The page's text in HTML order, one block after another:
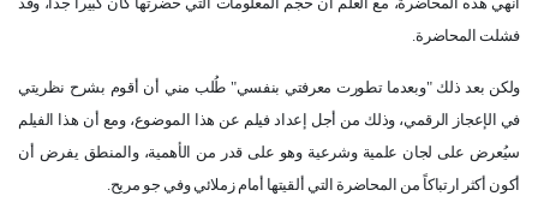
فشلت المحاضرة.
ولكن بعد ذلك "وبعدما تطورت معرفتي بنفسي" طُلب مني أن أقوم بشرح نظريتي
في الإعجاز الرقمي، وذلك من أجل إعداد فيلم عن هذا الموضوع، ومع أن هذا الفيلم
سيُعرض على لجان علمية وشرعية وهو على قدر من الأهمية، والمنطق يفرض أن
أكون أكثر ارتباكاً من المحاضرة التي ألقيتها أمام زملائي وفي جو مريح.